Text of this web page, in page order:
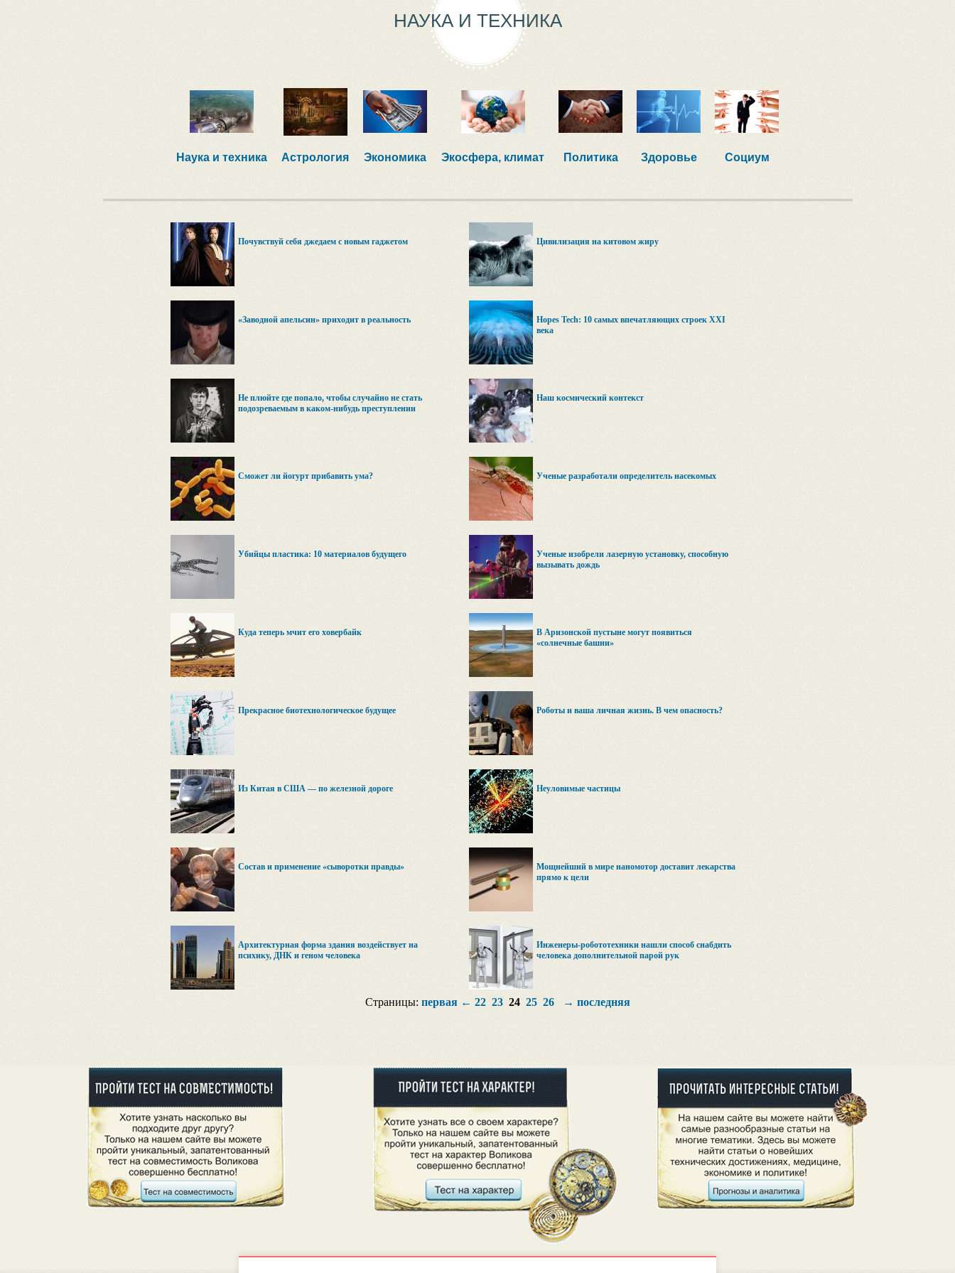
НАУКА И ТЕХНИКА
Наука и техника Астрология Экономика Экосфера, климат Политика Здоровье Социум
Почувствуй себя джедаем с новым гаджетом Цивилизация на китовом жиру
«Заводной апельсин» приходит в реальность
Hopes Tech: 10 самых впечатляющих строек XXI
века
Не плюйте где попало, чтобы случайно не стать
подозреваемым в каком-нибудь преступлении
Наш космический контекст
Сможет ли йогурт прибавить ума? Ученые разработали определитель насекомых
Убийцы пластика: 10 материалов будущего
Ученые изобрели лазерную установку, способную
вызывать дождь
Куда теперь мчит его ховербайк
В Аризонской пустыне могут появиться
«солнечные башни»
Прекрасное биотехнологическое будущее Роботы и ваша личная жизнь. В чем опасность?
Из Китая в США — по железной дороге Неуловимые частицы
Состав и применение «сыворотки правды»
Мощнейший в мире наномотор доставит лекарства
прямо к цели
Архитектурная форма здания воздействует на
психику, ДНК и геном человека
Инженеры-робототехники нашли способ снабдить
человека дополнительной парой рук
Страницы: первая← 22 23 24 25 26 → последняя